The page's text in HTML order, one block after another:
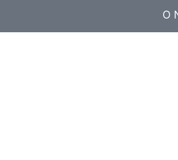
O